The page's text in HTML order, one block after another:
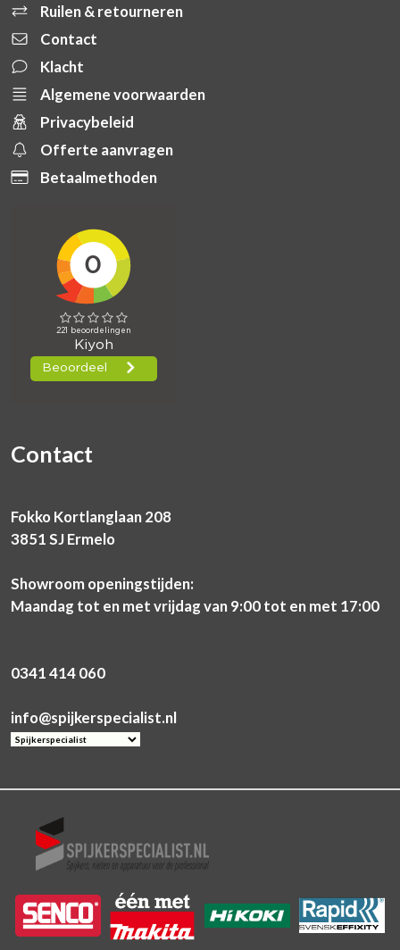
Ruilen & retourneren
Contact
Klacht
Algemene voorwaarden
Privacybeleid
Offerte aanvragen
Betaalmethoden
Contact
Fokko Kortlanglaan 208
3851 SJ Ermelo
Showroom openingstijden:
Maandag tot en met vrijdag van 9:00 tot en met 17:00
0341 414 060
info@spijkerspecialist.nl